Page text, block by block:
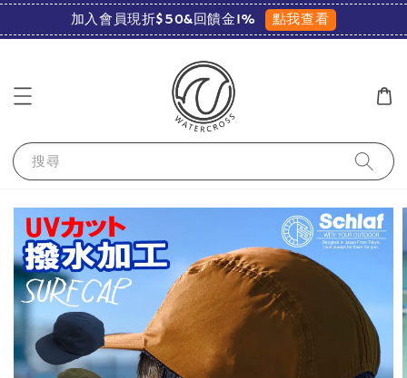
加入會員現折$50&回饋金1% 點我查看
搜尋